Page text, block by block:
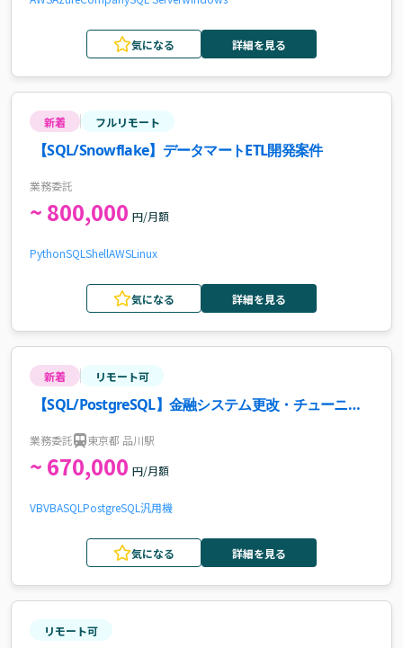
気になる 詳細を見る
新着 フルリモート
【SQL/Snowflake】データマートETL開発案件
業務委託
~ 800,000 円/月額
PythonSQL ShellAWSLinux
気になる 詳細を見る
新着 リモート可
【SQL/PostgreSQL】金融システム更改・チューニン
業務委託 東京都 品川駅
~ 670,000 円/月額
VBVBASQL PostgreSQL 汎用機
気になる 詳細を見る
リモート可